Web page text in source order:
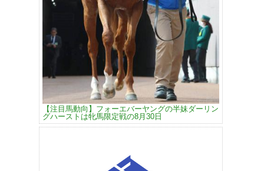
【注目馬動向】フォーエバーヤングの半妹ダーリン
グハーストは牝馬限定戦の8月30日